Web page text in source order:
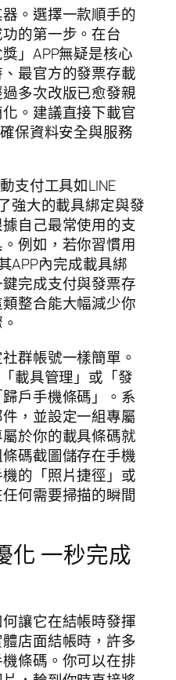
。選擇一款順手的
的第一步。在台
」APP無疑是核心
最官方的發票存載
多次改版已愈發親
。建議直接下載官
保資料安全與服務
支付工具如LINE
強大的載具綁定與發
自己最常使用的支
例如，若你習慣用
APP內完成載具綁
完成支付與發票存
整合能大幅減少你
群帳號一樣簡單。
載具管理」或「發
戶手機條碼」。系
，並設定一組專屬
於你的載具條碼就
碼截圖儲存在手機
的「照片捷徑」或
任何需要掃描的瞬間
化 一秒完成
讓它在結帳時發揮
店面結帳時，許多
條碼。你可以在排